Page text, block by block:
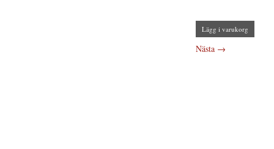
Lägg i varukorg
Nästa →